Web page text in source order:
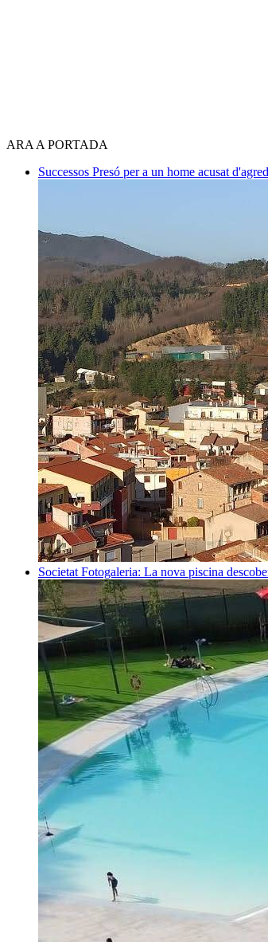
ARA A PORTADA
Successos Presó per a un home acusat
Societat Fotogaleria: La nova piscina